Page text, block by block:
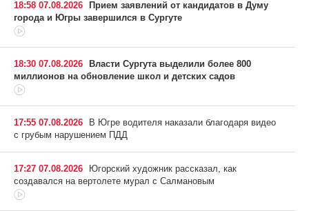
18:58 07.08.2026
Прием заявлений от кандидатов в Думу
города и Югры завершился в Сургуте
18:30 07.08.2026
Власти Сургута выделили более 800
миллионов на обновление школ и детских садов
17:55 07.08.2026
В Югре водителя наказали благодаря видео
с грубым нарушением ПДД
17:27 07.08.2026
Югорский художник рассказал, как
создавался на вертолете мурал с Салмановым